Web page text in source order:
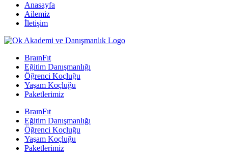
Anasayfa
Ailemiz
İletişim
BraınFıt
Eğitim Danışmanlığı
Öğrenci Koçluğu
Yaşam Koçluğu
Paketlerimiz
BraınFıt
Eğitim Danışmanlığı
Öğrenci Koçluğu
Yaşam Koçluğu
Paketlerimiz